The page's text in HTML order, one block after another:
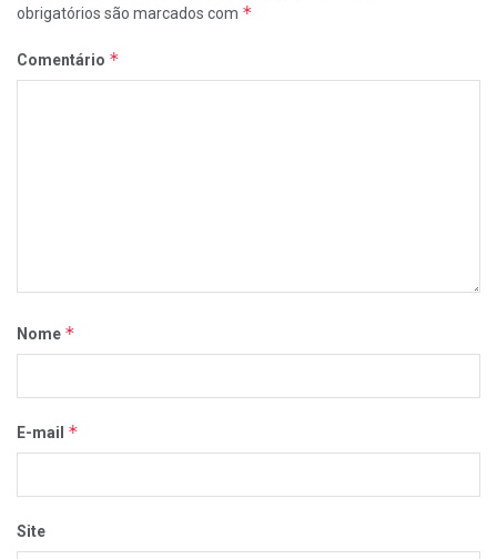
obrigatórios são marcados com *
Comentário *
Nome *
E-mail *
Site